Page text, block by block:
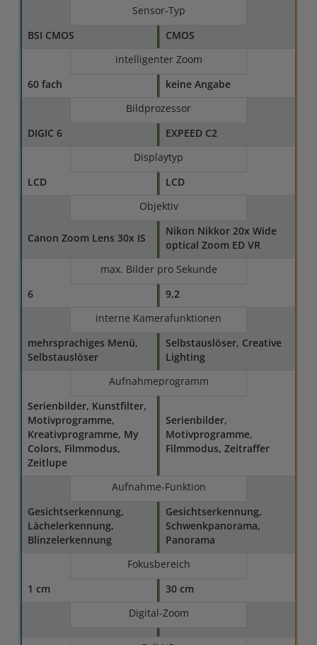
Sensor-Typ
BSI CMOS
CMOS
intelligenter Zoom
60 fach
keine Angabe
Bildprozessor
DIGIC 6
EXPEED C2
Displaytyp
LCD
LCD
Objektiv
Canon Zoom Lens 30x IS
Nikon Nikkor 20x Wide
optical Zoom ED VR
max. Bilder pro Sekunde
6
9,2
interne Kamerafunktionen
mehrsprachiges Menü,
Selbstauslöser
Selbstauslöser, Creative
Lighting
Aufnahmeprogramm
Serienbilder, Kunstfilter,
Motivprogramme,
Kreativprogramme, My
Colors, Filmmodus,
Zeitlupe
Serienbilder,
Motivprogramme,
Filmmodus, Zeitraffer
Aufnahme-Funktion
Gesichtserkennung,
Lächelerkennung,
Blinzelerkennung
Gesichtserkennung,
Schwenkpanorama,
Panorama
Fokusbereich
1 cm
30 cm
Digital-Zoom